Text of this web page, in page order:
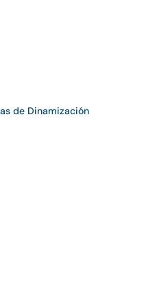
de Dinamización